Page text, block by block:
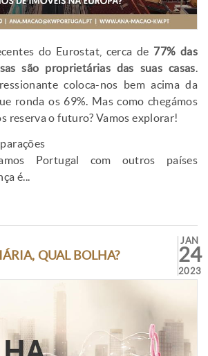
do Eurostat, cerca de 77% das
são proprietárias das suas casas.
coloca-nos bem acima da
ronda os 69%. Mas como chegámos
reserva o futuro? Vamos explorar!
Portugal com outros países
é...
QUAL BOLHA?
JAN
24
2023